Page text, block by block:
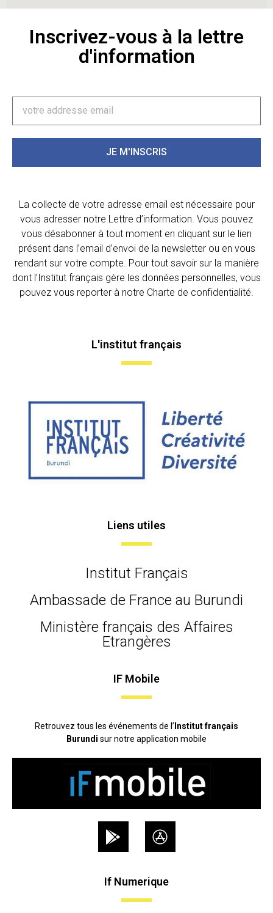
Inscrivez-vous à la lettre
d'information
JE M'INSCRIS
La collecte de votre adresse email est nécessaire pour
vous adresser notre Lettre d’information. Vous pouvez
vous désabonner à tout moment en cliquant sur le lien
présent dans l’email d’envoi de la newsletter ou en vous
rendant sur votre compte. Pour tout savoir sur la manière
dont l’Institut français gère les données personnelles, vous
pouvez vous reporter à notre Charte de confidentialité.
L'institut français
Liens utiles
Institut Français
Ambassade de France au Burundi
Ministère français des Affaires
Etrangères
IF Mobile
Retrouvez tous les événements de l’ Institut français
Burundi sur notre application mobile
If Numerique